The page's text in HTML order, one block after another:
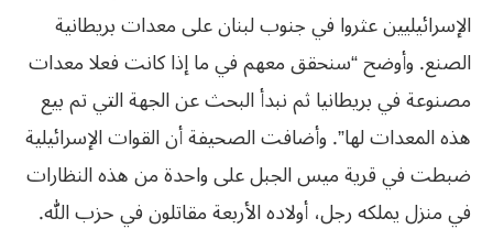
الإسرائيليين عثروا في جنوب لبنان على معدات بريطانية
الصنع. وأوضح “سنحقق معهم في ما إذا كانت فعلا معدات
مصنوعة في بريطانيا ثم نبدأ البحث عن الجهة التي تم بيع
هذه المعدات لها”. وأضافت الصحيفة أن القوات الإسرائيلية
ضبطت في قرية ميس الجبل على واحدة من هذه النظارات
في منزل يملكه رجل، أولاده الأربعة مقاتلون‮ ‬في‮ ‬حزب‮ ‬الله‮. ‬